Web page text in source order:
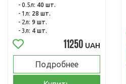
- 0.5л: 40 шт.
- 1л: 28 шт.
- 2л: 9 шт.
- 3л: 4 шт.
11250 UAH
Подробнее